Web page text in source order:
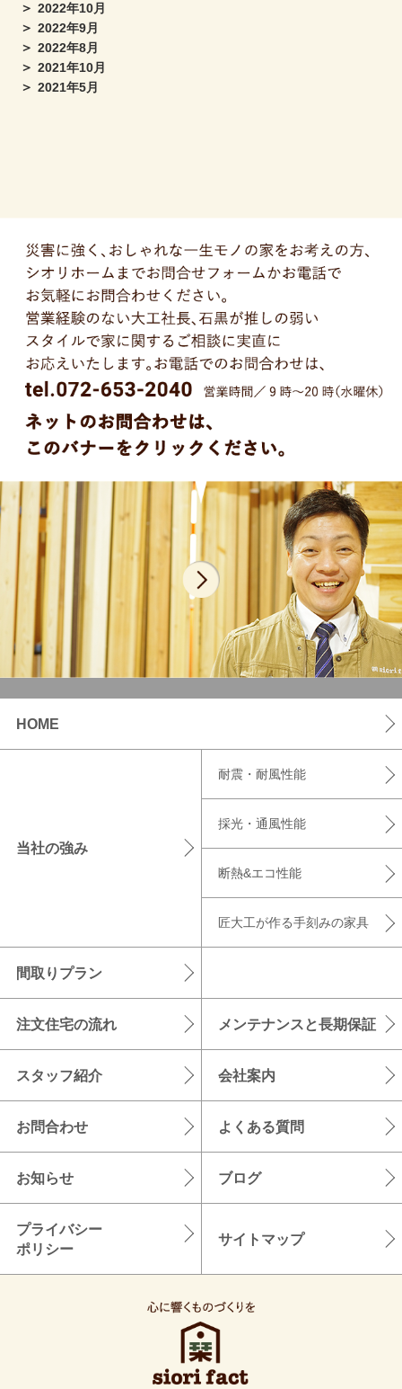
2022年10月
2022年9月
2022年8月
2021年10月
2021年5月
HOME
当社の強み
耐震・耐風性能
採光・通風性能
断熱&エコ性能
匠大工が作る手刻みの家具
間取りプラン
注文住宅の流れ メンテナンスと長期保証
スタッフ紹介 会社案内
お問合わせ よくある質問
お知らせ ブログ
プライバシー
ポリシー
サイトマップ